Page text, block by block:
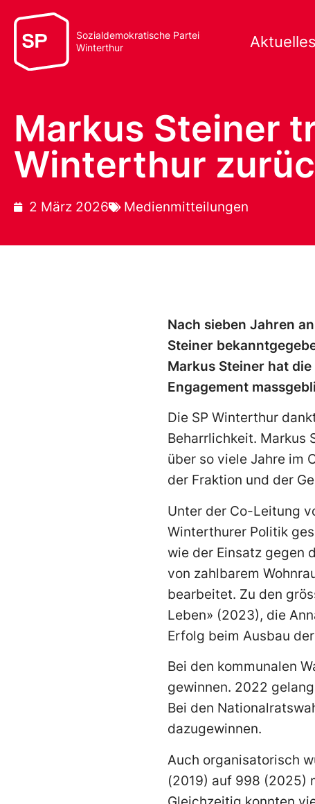
Sozialdemokratische Partei
Winterthur
Aktuelles
Markus Steiner
Winterthur
2 März 2026 Medienmitteilungen
Nach sieben Jahren
Steiner
Markus Steiner hat
Engagement
Die SP Winterthur
Beharrlichkeit. Markus
über so viele Jahre im
der Fraktion und der
Unter der Co-Leitung
Winterthurer Politik
wie der Einsatz gegen
von zahlbarem
bearbeitet. Zu den
Leben» (2023), die
Erfolg beim Ausbau
Bei den kommunalen
gewinnen. 2022
Bei den
dazugewinnen.
Auch organisatorisch
(2019) auf 998 (2025)